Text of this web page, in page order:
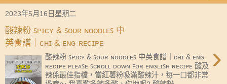
2023年5月16日星期二
酸辣粉 ꜱᴘɪᴄʏ & ꜱᴏᴜʀ ɴᴏᴏᴅʟᴇꜱ 中
英食譜｜ᴄʜɪ & ᴇɴɢ ʀᴇᴄɪᴘᴇ
›
酸辣粉 ꜱᴘɪᴄʏ & ꜱᴏᴜʀ ɴᴏᴏᴅʟᴇꜱ 中英食譜｜ᴄʜɪ & ᴇɴɢ
ʀᴇᴄɪᴘᴇ ᴘʟᴇᴀꜱᴇ ꜱᴄʀᴏʟʟ ᴅᴏᴡɴ ꜰᴏʀ ᴇɴɢʟɪꜱʜ ʀᴇᴄɪᴘᴇ 酸及
辣係最佳指檔，當紅薯粉吸滿酸辣汁，每一口都非常